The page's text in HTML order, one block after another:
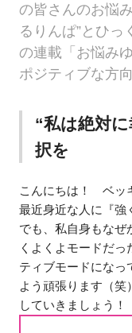
の皆さんのお悩
るりんぱ”とひ
の連載「お悩み
ポジティブな方
“私は絶対
択を
こんにちは！ ベッ
最近身近な人に『強
でも、私自身もなぜ
くよくよモードだ
ティブモードにな
よう頑張ります（
していきましょう！